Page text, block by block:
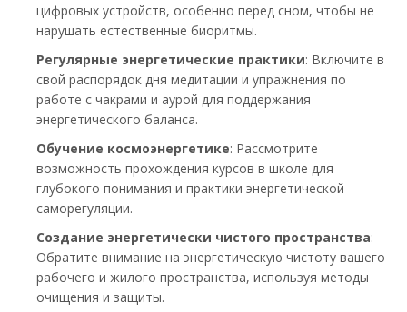
цифровых устройств, особенно перед сном, чтобы не
нарушать естественные биоритмы.
​Регулярные энергетические практики: Включите в
свой распорядок дня медитации и упражнения по
работе с чакрами и аурой для поддержания
энергетического баланса.​
​Обучение космоэнергетике: Рассмотрите
возможность прохождения курсов в школе для
глубокого понимания и практики энергетической
саморегуляции.​
​Создание энергетически чистого пространства:
Обратите внимание на энергетическую чистоту вашего
рабочего и жилого пространства, используя методы
очищения и защиты.​